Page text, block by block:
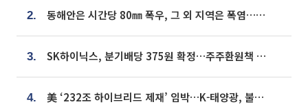
2. 동해안은 시간당 80㎜ 폭우, 그 외 지역은 폭염…‘극과 극 날씨’
3. SK하이닉스, 분기배당 375원 확정…주주환원책 9월로 앞당겨 발표
4. 美 ‘232조 하이브리드 제재’ 임박…K-태양광, 불확실성 털고 날개 다나